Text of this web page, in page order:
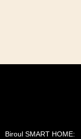
Biroul SMART HOME: